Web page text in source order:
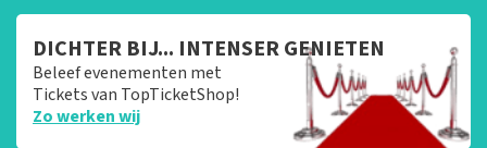
DICHTER BIJ... INTENSER GENIETEN
Beleef evenementen met
Tickets van TopTicketShop!
Zo werken wij